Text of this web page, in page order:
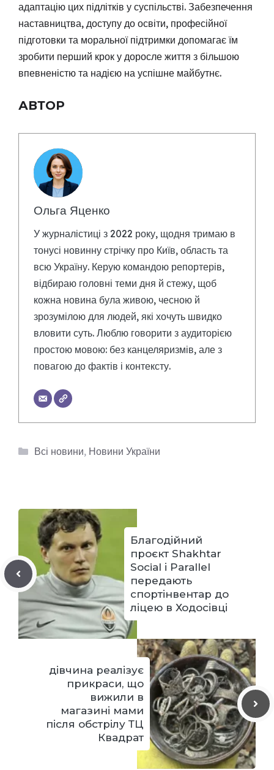
адаптацію цих підлітків у суспільстві. Забезпечення
наставництва, доступу до освіти, професійної
підготовки та моральної підтримки допомагає їм
зробити перший крок у доросле життя з більшою
впевненістю та надією на успішне майбутнє.
АВТОР
Ольга Яценко
У журналістиці з 2022 року, щодня тримаю в
тонусі новинну стрічку про Київ, область та
всю Україну. Керую командою репортерів,
відбираю головні теми дня й стежу, щоб
кожна новина була живою, чесною й
зрозумілою для людей, які хочуть швидко
вловити суть. Люблю говорити з аудиторією
простою мовою: без канцеляризмів, але з
повагою до фактів і контексту.
Категорії
Всі новини, Новини України
Благодійний
проєкт Shakhtar
Social і Parallel
передають
спортінвентар до
ліцею в Ходосівці
дівчина реалізує
прикраси, що
вижили в
магазині мами
після обстрілу ТЦ
Квадрат